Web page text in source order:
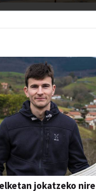
jokatzeko nire
dut"